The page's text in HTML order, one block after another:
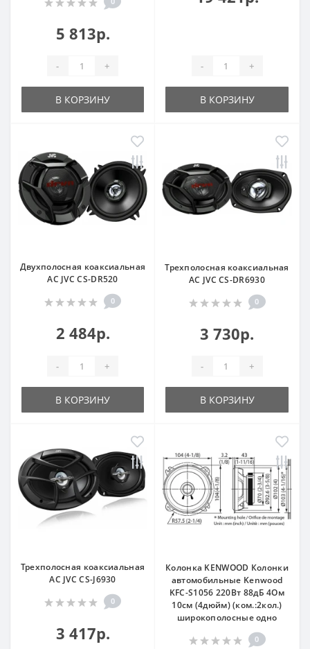
5 813р.
- +
В КОРЗИНУ
- +
В КОРЗИНУ
Двухполосная коаксиальная
АС JVC CS-DR520
0
2 484р.
- +
В КОРЗИНУ
Трехполосная коаксиальная
АС JVC CS-DR6930
0
3 730р.
- +
В КОРЗИНУ
Трехполосная коаксиальная
АС JVC CS-J6930
0
3 417р.
Колонка KENWOOD Колонки
автомобильные Kenwood
KFC-S1056 220Вт 88дБ 4Ом
10см (4дюйм) (ком.:2кол.)
широкополосные одно
0